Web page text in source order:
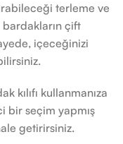
terleme ve
bardakların çift
içeceğinizi
kılıfı kullanmanıza
bir seçim yapmış
getirirsiniz.